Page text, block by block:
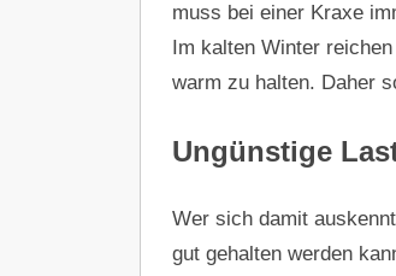
muss bei einer Kraxe
Im kalten Winter
warm zu halten. Daher
Ungünstige
Wer sich damit
gut gehalten werden